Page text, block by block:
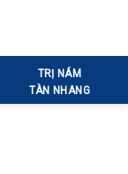
TRỊ NÁM
TÀN NHANG